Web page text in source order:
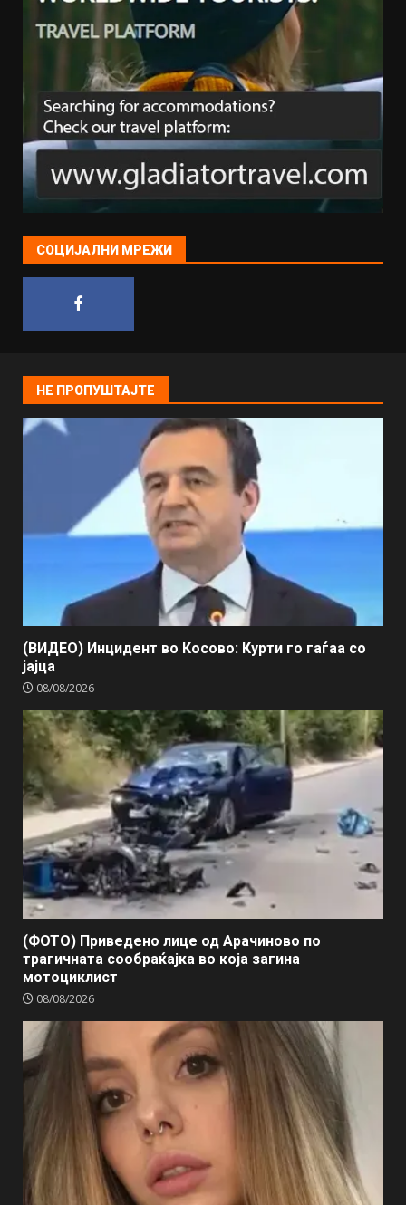
СОЦИЈАЛНИ МРЕЖИ
НЕ ПРОПУШТАЈТЕ
(ВИДЕО) Инцидент во Косово: Курти го гаѓаа со
јајца
08/08/2026
(ФОТО) Приведено лице од Арачиново по
трагичната сообраќајка во која загина
мотоциклист
08/08/2026